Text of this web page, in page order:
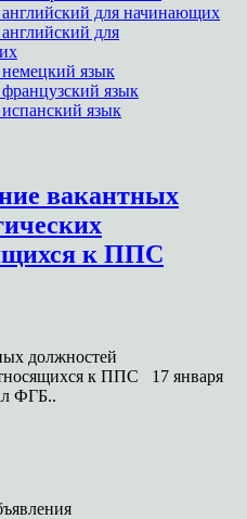
для начинающих
для
язык
язык
язык
вакантных
к ППС
должностей
к ППС 17 января
ФГБ..